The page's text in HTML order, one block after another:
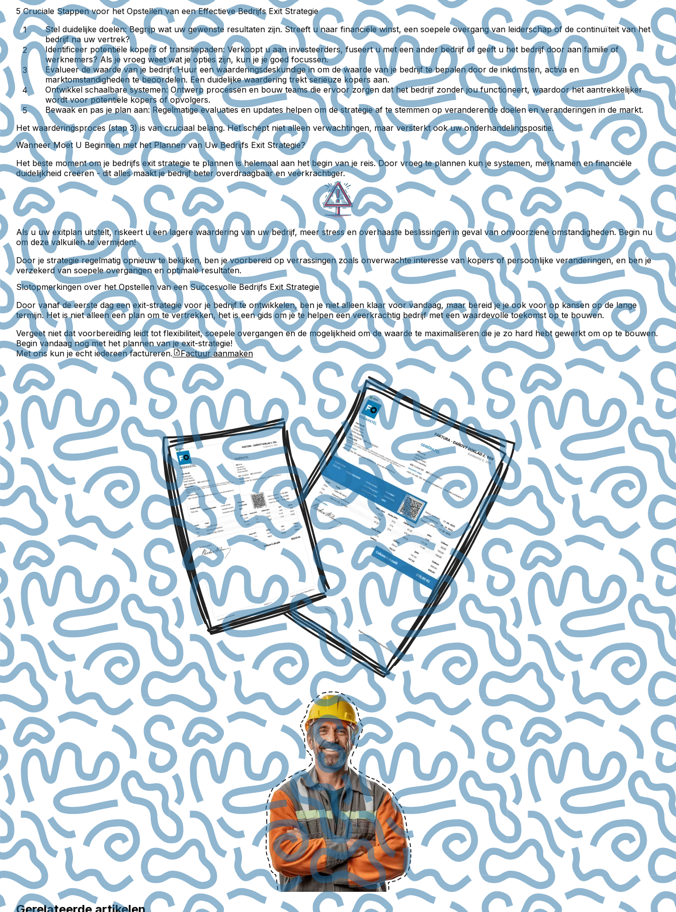
5 Cruciale Stappen voor het Opstellen van een Effectieve Bedrijfs Exit Strategie
Stel duidelijke doelen:Begrijp wat uw gewenste resultaten zijn. Streeft u naar financiële winst, een soepele overgang van leiderschap of de continuïteit van het
bedrijf na uw vertrek?
Identificeer potentiële kopers of transitiepaden: Verkoopt u aan investeerders, fuseert u met een ander bedrijf of geeft u het bedrijf door aan familie of
werknemers? Als je vroeg weet wat je opties zijn, kun je je goed focussen.
Evalueer de waarde van je bedrijf:Huur een waarderingsdeskundige in om de waarde van je bedrijf te bepalen door de inkomsten, activa en
marktomstandigheden te beoordelen. Een duidelijke waardering trekt serieuze kopers aan.
Ontwikkel schaalbare systemen:Ontwerp processen en bouw teams die ervoor zorgen dat het bedrijf zonder jou functioneert, waardoor het aantrekkelijker
wordt voor potentiële kopers of opvolgers.
Bewaak en pas je plan aan:Regelmatige evaluaties en updates helpen om de strategie af te stemmen op veranderende doelen en veranderingen in de markt.
Het waarderingsproces (stap 3) is van cruciaal belang. Het schept niet alleen verwachtingen, maar versterkt ook uw onderhandelingspositie.
Wanneer Moet U Beginnen met het Plannen van Uw Bedrijfs Exit Strategie?
Het beste moment om je bedrijfs exit strategie te plannen is helemaal aan het begin van je reis. Door vroeg te plannen kun je systemen, merknamen en financiële
duidelijkheid creëren - dit alles maakt je bedrijf beter overdraagbaar en veerkrachtiger.
Als u uw exitplan uitstelt, riskeert u een lagere waardering van uw bedrijf, meer stress en overhaaste beslissingen in geval van onvoorziene omstandigheden. Begin nu
om deze valkuilen te vermijden!
Door je strategie regelmatig opnieuw te bekijken, ben je voorbereid op verrassingen zoals onverwachte interesse van kopers of persoonlijke veranderingen, en ben je
verzekerd van soepele overgangen en optimale resultaten.
Slotopmerkingen over het Opstellen van een Succesvolle Bedrijfs Exit Strategie
Door vanaf de eerste dag een exit-strategie voor je bedrijf te ontwikkelen, ben je niet alleen klaar voor vandaag, maar bereid je je ook voor op kansen op de lange
termijn. Het is niet alleen een plan om te vertrekken, het is een gids om je te helpen een veerkrachtig bedrijf met een waardevolle toekomst op te bouwen.
Vergeet niet dat voorbereiding leidt tot flexibiliteit, soepele overgangen en de mogelijkheid om de waarde te maximaliseren die je zo hard hebt gewerkt om op te bouwen.
Begin vandaag nog met het plannen van je exit-strategie!
Met ons kun je echt iedereen factureren.
Factuur aanmaken
Gerelateerde artikelen